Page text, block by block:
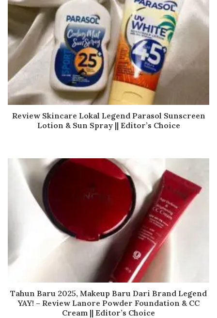
Review Skincare Lokal Legend Parasol Sunscreen
Lotion & Sun Spray || Editor’s Choice
Tahun Baru 2025, Makeup Baru Dari Brand Legend
YAY! – Review Lanore Powder Foundation & CC
Cream || Editor’s Choice